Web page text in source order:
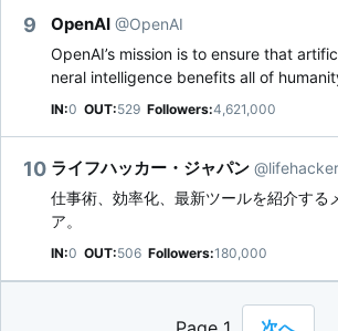
9 OpenAI @OpenAI
OpenAI’s mission is to ensure that
neral intelligence benefits all of
IN:0 OUT:529 Followers:4,621,000
10 ライフハッカー・ジャパン
仕事術、効率化、最新ツールを紹介する
ア。
IN:0 OUT:506 Followers:180,000